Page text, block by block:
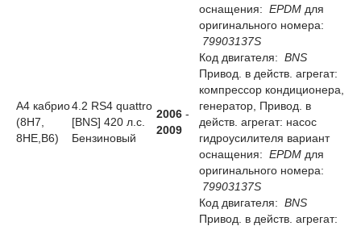
оснащения: EPDM для
оригинального номера:
79903137S
A4 кабрио
(8H7,
8HE,B6)
4.2 RS4 quattro
[BNS] 420 л.с.
Бензиновый
2006 -
2009
Код двигателя: BNS
Привод. в действ. агрегат:
компрессор кондиционера,
генератор, Привод. в
действ. агрегат: насос
гидроусилителя вариант
оснащения: EPDM для
оригинального номера:
79903137S
Код двигателя: BNS
Привод. в действ. агрегат: